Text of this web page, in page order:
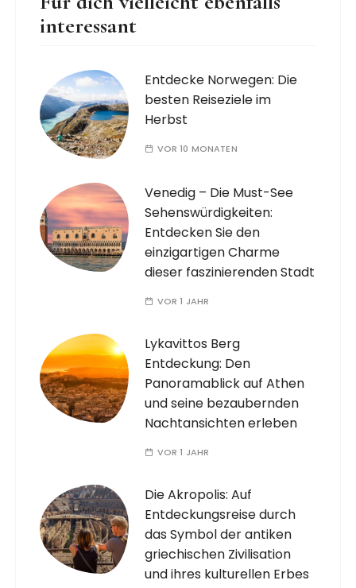
interessant
Entdecke Norwegen: Die
besten Reiseziele im
Herbst
VOR 10 MONATEN
Venedig – Die Must-See
Sehenswürdigkeiten:
Entdecken Sie den
einzigartigen Charme
dieser faszinierenden Stadt
VOR 1 JAHR
Lykavittos Berg
Entdeckung: Den
Panoramablick auf Athen
und seine bezaubernden
Nachtansichten erleben
VOR 1 JAHR
Die Akropolis: Auf
Entdeckungsreise durch
das Symbol der antiken
griechischen Zivilisation
und ihres kulturellen Erbes